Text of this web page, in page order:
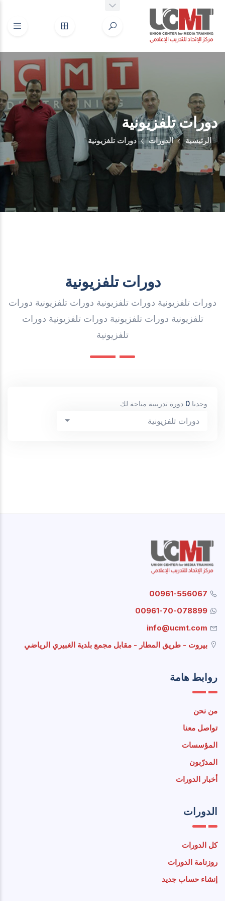
دورات تلفزيونية
الرئيسية الدورات دورات تلفزيونية
دورات تلفزيونية
دورات تلفزيونية دورات تلفزيونية دورات تلفزيونية دورات
تلفزيونية دورات تلفزيونية دورات تلفزيونية دورات
تلفزيونية
وجدنا 0 دورة تدريبية متاحة لك
دورات تلفزيونية
00961-556067
00961-70-078899
info@ucmt.com
بيروت - طريق المطار - مقابل مجمع بلدية الغبيري الرياضي
روابط هامة
من نحن
تواصل معنا
المؤسسات
المدرّبون
أخبار الدورات
الدورات
كل الدورات
روزنامة الدورات
إنشاء حساب جديد